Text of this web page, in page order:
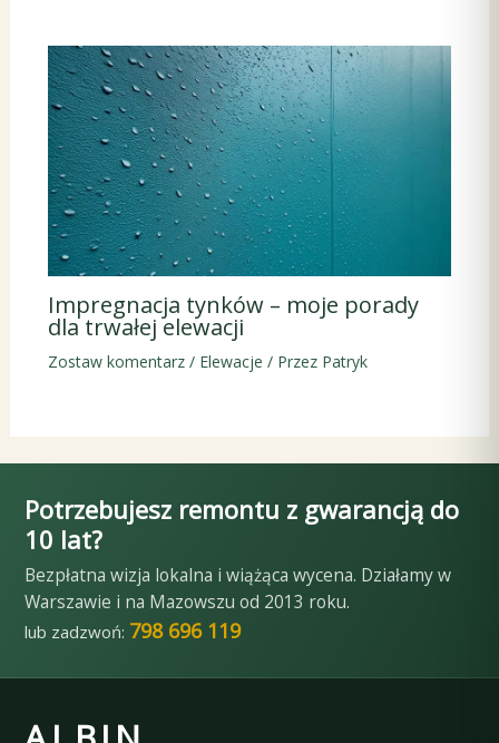
Impregnacja tynków – moje porady
dla trwałej elewacji
Zostaw komentarz / Elewacje / Przez Patryk
Potrzebujesz remontu z gwarancją do
10 lat?
Bezpłatna wizja lokalna i wiążąca wycena. Działamy w
Warszawie i na Mazowszu od 2013 roku.
lub zadzwoń: 798 696 119